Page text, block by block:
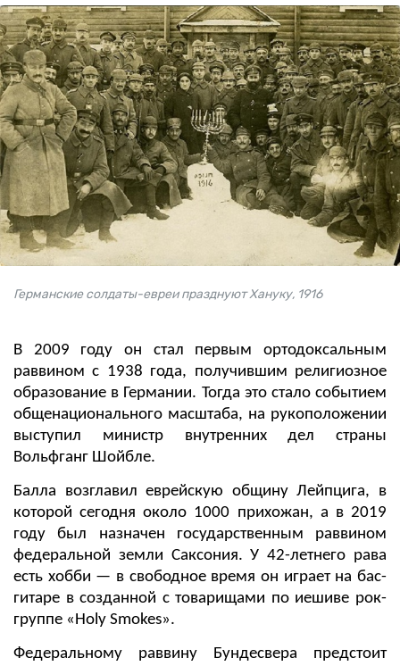
Германские солдаты-евреи празднуют Хануку, 1916
В 2009 году он стал первым ортодоксальным
раввином с 1938 года, получившим религиозное
образование в Германии. Тогда это стало событием
общенационального масштаба, на рукоположении
выступил министр внутренних дел страны
Вольфганг Шойбле.
Балла возглавил еврейскую общину Лейпцига, в
которой сегодня около 1000 прихожан, а в 2019
году был назначен государственным раввином
федеральной земли Саксония. У 42-летнего рава
есть хобби — в свободное время он играет на бас-
гитаре в созданной с товарищами по иешиве рок-
группе «Holy Smokes».
Федеральному раввину Бундесвера предстоит